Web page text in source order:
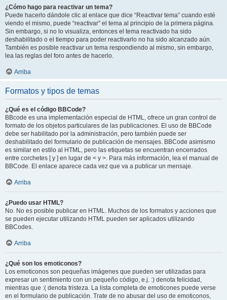
¿Cómo hago para reactivar un tema?
Puede hacerlo dándole clic al enlace que dice “Reactivar tema” cuando esté
viendo el mismo, puede “reactivar” el tema al principio de la primera página.
Sin embargo, si no lo visualiza, entonces el tema reactivado ha sido
deshabilitado o el tiempo para poder reactivarlo no ha sido alcanzado aún.
También es posible reactivar un tema respondiendo al mismo, sin embargo,
lea las reglas del foro antes de hacerlo.
Arriba
Formatos y tipos de temas
¿Qué es el código BBCode?
BBcode es una implementación especial de HTML, ofrece un gran control de
formato de los objetos particulares de las publicaciones. El uso de BBCode
debe ser habilitado por la administración, pero también puede ser
deshabilitado del formulario de publicación de mensajes. BBCode asimismo
es similar en estilo al HTML, pero las etiquetas se encuentran encerrados
entre corchetes [ y ] en lugar de < y >. Para más información, lea el manual de
BBCode. El enlace aparece cada vez que va a publicar un mensaje.
Arriba
¿Puedo usar HTML?
No. No es posible publicar en HTML. Muchos de los formatos y acciones que
se pueden ejecutar utilizando HTML pueden ser aplicados utilizando
BBCodes.
Arriba
¿Qué son los emoticonos?
Los emoticonos son pequeñas imágenes que pueden ser utilizadas para
expresar un sentimiento con un pequeño código, e.j. :) denota felicidad,
mientras que :( denota tristeza. La lista completa de emoticones puede verse
en el formulario de publicación. Trate de no abusar del uso de emoticonos,